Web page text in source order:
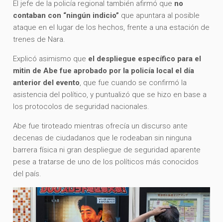
El jefe de la policía regional también afirmó que no
contaban con “ningún indicio” que apuntara al posible
ataque en el lugar de los hechos, frente a una estación de
trenes de Nara.
Explicó asimismo que el despliegue específico para el
mitin de Abe fue aprobado por la policía local el día
anterior del evento, que fue cuando se confirmó la
asistencia del político, y puntualizó que se hizo en base a
los protocolos de seguridad nacionales.
Abe fue tiroteado mientras ofrecía un discurso ante
decenas de ciudadanos que le rodeaban sin ninguna
barrera física ni gran despliegue de seguridad aparente
pese a tratarse de uno de los políticos más conocidos
del país.